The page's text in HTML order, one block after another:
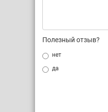
Полезный отзыв?
нет
да